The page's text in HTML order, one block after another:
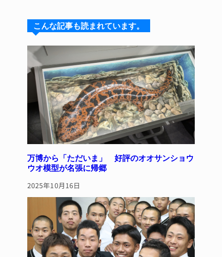
s
k
y
a
d
s
e
b
o
o
k
re
st
こんな記事も読まれています。
万博から「ただいま」 好評のオオサンショウ
ウオ模型が名張に帰郷
2025年10月16日